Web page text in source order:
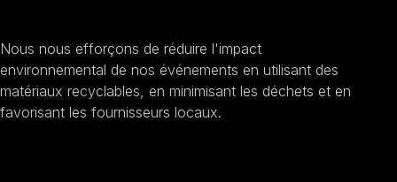
Nous nous efforçons de réduire l'impact
environnemental de nos événements en utilisant des
matériaux recyclables, en minimisant les déchets et en
favorisant les fournisseurs locaux.